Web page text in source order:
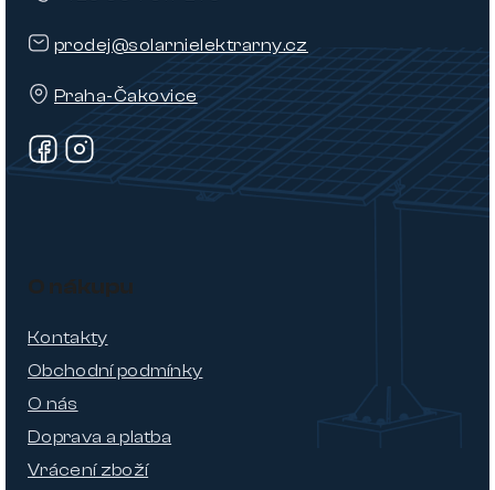
prodej@solarnielektrarny.cz
Praha-Čakovice
O nákupu
Kontakty
Obchodní podmínky
O nás
Doprava a platba
Vrácení zboží